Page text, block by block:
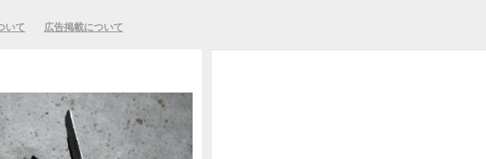
いて 広告掲載について